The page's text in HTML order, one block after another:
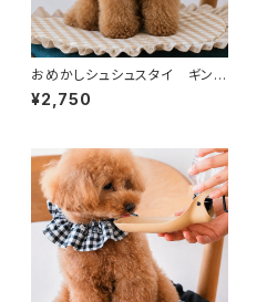
おめかしシュシュスタイ ギンガ
ムベージュ×ホワイト
¥2,750